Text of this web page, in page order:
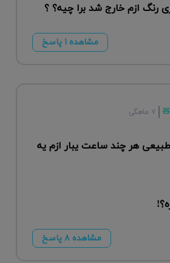
رنگ ازم خارج شد برا چیه؟ ؟
مشاهده ۱ پاسخ
۷ ماهگی
طبیعی هر چند ساعت یبار ازم یه
مشاهده ۸ پاسخ